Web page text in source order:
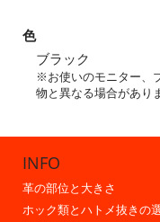
色
ブラック
※お使いのモニター、
物と異なる場合があり
INFO
革の部位と大きさ
ホック類とハトメ抜きの